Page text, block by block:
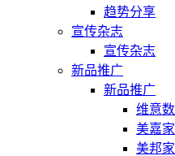
趋势分享
宣传杂志
宣传杂志
新品推广
新品推广
维意
美嘉
美邦